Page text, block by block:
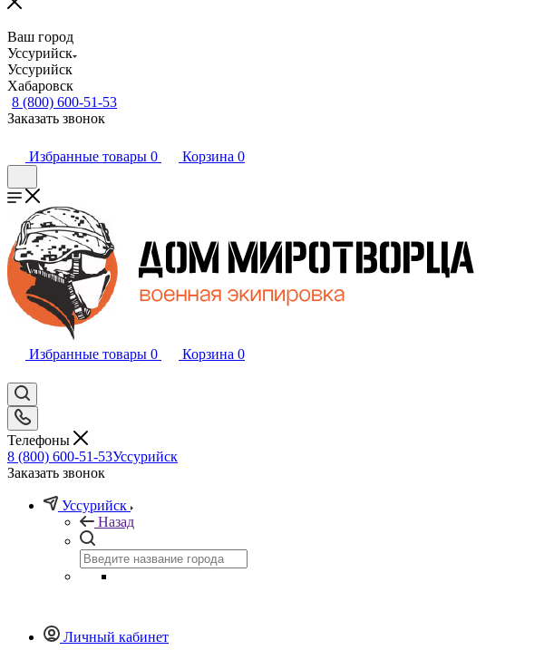
Ваш город
Уссурийск
Уссурийск
Хабаровск
8 (800) 600-51-53
Заказать звонок
Избранные товары 0 Корзина 0
Избранные товары 0 Корзина 0
Телефоны
8 (800) 600-51-53Уссурийск
Заказать звонок
Уссурийск
Назад
Личный кабинет